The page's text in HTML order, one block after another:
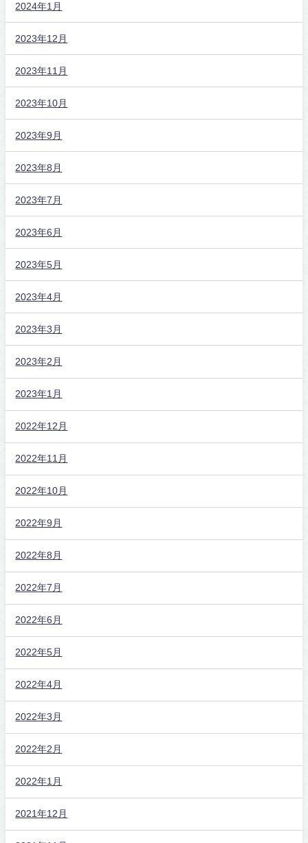
2024年1月
2023年12月
2023年11月
2023年10月
2023年9月
2023年8月
2023年7月
2023年6月
2023年5月
2023年4月
2023年3月
2023年2月
2023年1月
2022年12月
2022年11月
2022年10月
2022年9月
2022年8月
2022年7月
2022年6月
2022年5月
2022年4月
2022年3月
2022年2月
2022年1月
2021年12月